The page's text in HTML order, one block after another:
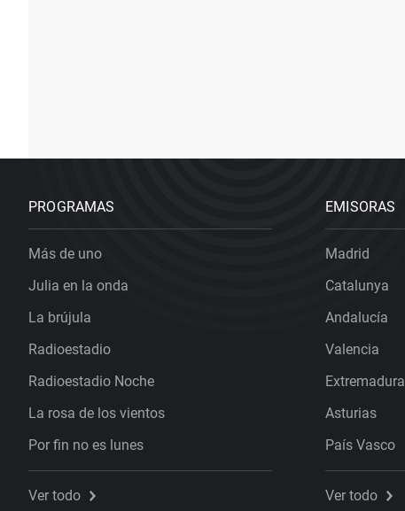
PROGRAMAS
Más de uno
Julia en la onda
La brújula
Radioestadio
Radioestadio Noche
La rosa de los vientos
Por fin no es lunes
Ver todo
EMISORAS
Madrid
Catalunya
Andalucía
Valencia
Extremadura
Asturias
País Vasco
Ver todo